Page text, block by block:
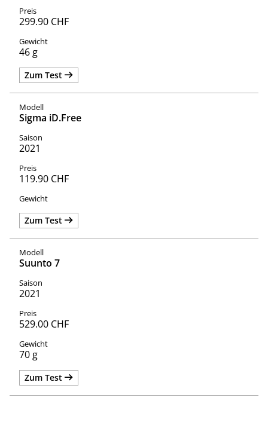
299.90 CHF
46 g
Zum Test
Sigma iD.Free
2021
119.90 CHF
Zum Test
Suunto 7
2021
529.00 CHF
70 g
Zum Test